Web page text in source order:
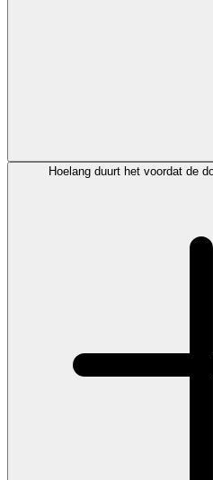
Hoelang duurt het voordat de